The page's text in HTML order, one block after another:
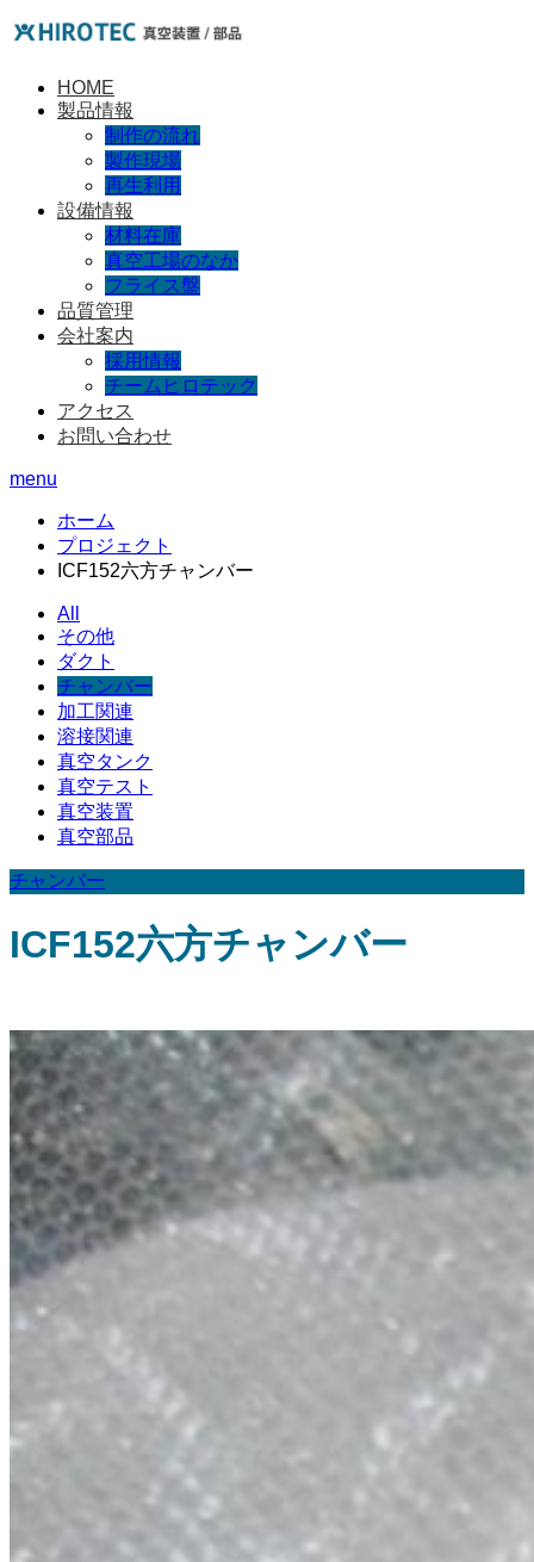
HOME
製品情報
制作の流れ
製作現場
再生利用
設備情報
材料在庫
真空工場のなか
フライス盤
品質管理
会社案内
採用情報
チームヒロテック
アクセス
お問い合わせ
menu
ホーム
プロジェクト
ICF152六方チャンバー
All
その他
ダクト
チャンバー
加工関連
溶接関連
真空タンク
真空テスト
真空装置
真空部品
チャンバー
ICF152六方チャンバー